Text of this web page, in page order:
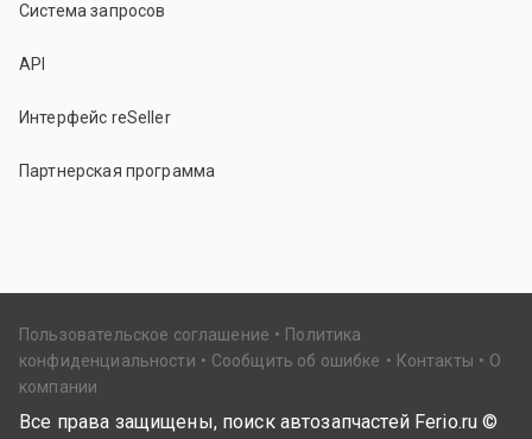
Система запросов
API
Интерфейс reSeller
Партнерская программа
Пользовательское соглашение
Политика
конфиденциальности
Сообщить об ошибке Контакты
О
компании
Все права защищены, поиск автозапчастей Ferio.ru ©